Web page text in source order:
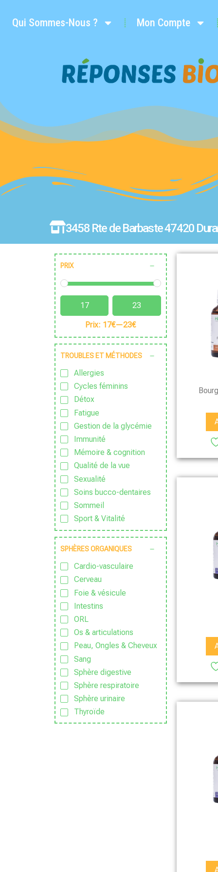
Qui Sommes-Nous ? Mon Compte
3458 Rte de Barbaste 47420
PRIX
Prix: 17€—23€
TROUBLES ET MÉTHODES
Allergies
Cycles féminins
Détox
Fatigue
Gestion de la glycémie
Immunité
Mémoire & cognition
Qualité de la vue
Sexualité
Soins bucco-dentaires
Sommeil
Sport & Vitalité
Stress
SPHÈRES ORGANIQUES
Cardio-vasculaire
Cerveau
Foie & vésicule
Intestins
ORL
Os & articulations
Peau, Ongles & Cheveux
Sang
Sphère digestive
Sphère respiratoire
Sphère urinaire
Thyroïde